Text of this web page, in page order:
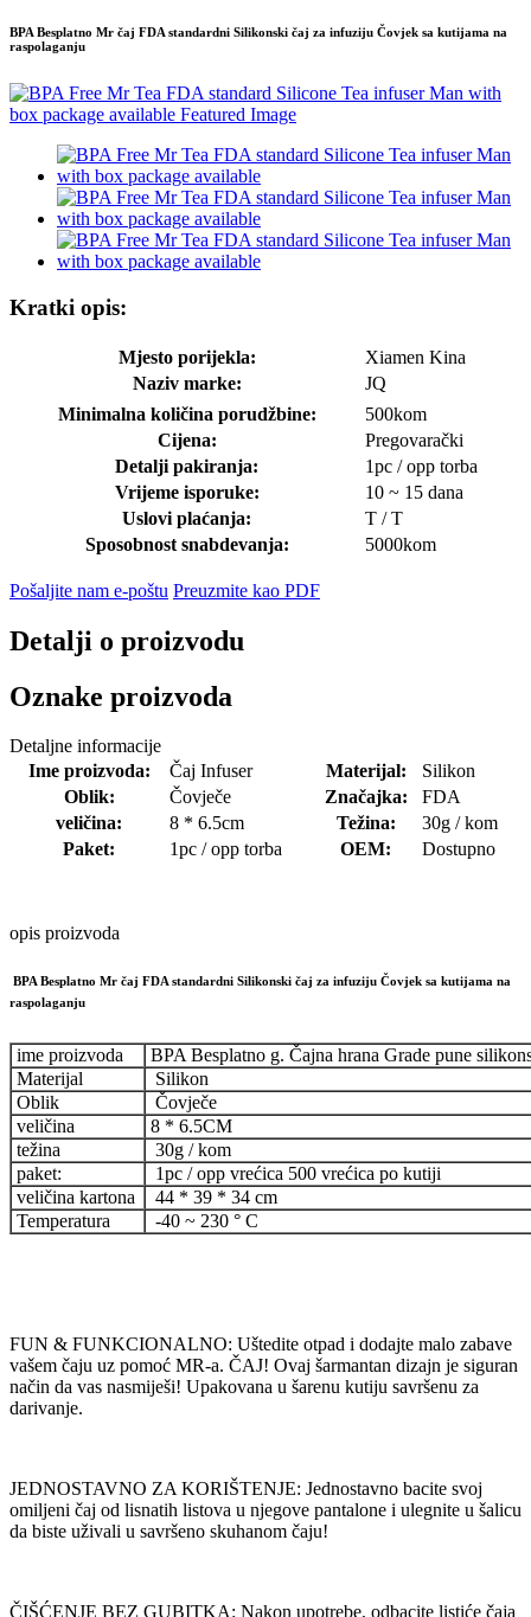
BPA Besplatno Mr čaj FDA standardni Silikonski čaj za infuziju Čovjek sa kutijama na
raspolaganju
Kratki opis:
Mjesto porijekla:
Xiamen Kina
Naziv marke:
JQ
Minimalna količina porudžbine:
500kom
Cijena:
Pregovarački
Detalji pakiranja:
1pc / opp torba
Vrijeme isporuke:
10 ~ 15 dana
Uslovi plaćanja:
T / T
Sposobnost snabdevanja:
5000kom
Pošaljite nam e-poštu Preuzmite kao PDF
Detalji o proizvodu
Oznake proizvoda
Detaljne informacije
Ime proizvoda:
Čaj Infuser Materijal:
Silikon
Oblik:
Čovječe Značajka:
FDA
veličina:
8 * 6.5cm Težina:
30g / kom
Paket:
1pc / opp torba OEM: Dostupno
opis proizvoda
BPA Besplatno Mr čaj FDA standardni Silikonski čaj za infuziju Čovjek sa kutijama na
raspolaganju
ime proizvoda
BPA Besplatno g. Čajna hrana Grade pune
Materijal
Silikon
Oblik
Čovječe
veličina
8 * 6.5CM
težina
30g / kom
paket:
1pc / opp vrećica 500 vrećica po kutiji
veličina kartona
44 * 39 * 34 cm
Temperatura
-40 ~ 230 ° C
FUN & FUNKCIONALNO: Uštedite otpad i dodajte malo zabave
vašem čaju uz pomoć MR-a. ČAJ! Ovaj šarmantan dizajn je siguran
način da vas nasmiješi! Upakovana u šarenu kutiju savršenu za
darivanje.
JEDNOSTAVNO ZA KORIŠTENJE: Jednostavno bacite svoj
omiljeni čaj od lisnatih listova u njegove pantalone i ulegnite u šalicu
da biste uživali u savršeno skuhanom čaju!
ČIŠĆENJE BEZ GUBITKA: Nakon upotrebe, odbacite listiće čaja